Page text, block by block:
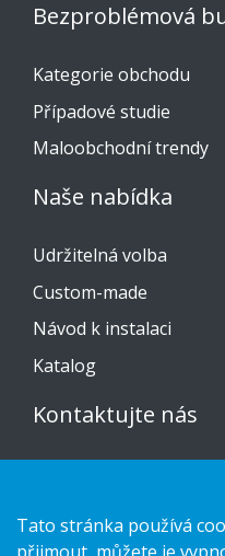
Bezproblémová
Kategorie obchodu
Případové studie
Maloobchodní trendy
Naše nabídka
Udržitelná volba
Custom-made
Návod k instalaci
Katalog
Kontaktujte nás
Tato stránka používá